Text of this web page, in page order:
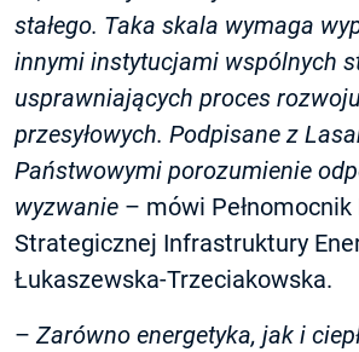
stałego. Taka skala wymaga
innymi instytucjami wspólnych
usprawniających proces
przesyłowych. Podpisane z
Państwowymi porozumienie
wyzwanie – mówi Pełnomocnik
Strategicznej Infrastruktury
Łukaszewska-Trzeciakowska.
–Zarówno energetyka, jak i